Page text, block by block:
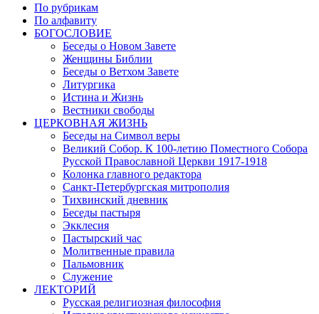
По рубрикам
По алфавиту
БОГОСЛОВИЕ
Беседы о Новом Завете
Женщины Библии
Беседы о Ветхом Завете
Литургика
Истина и Жизнь
Вестники свободы
ЦЕРКОВНАЯ ЖИЗНЬ
Беседы на Символ веры
Великий Собор. К 100-летию Поместного Собора
Русской Православной Церкви 1917-1918
Колонка главного редактора
Санкт-Петербургская митрополия
Тихвинский дневник
Беседы пастыря
Экклесия
Пастырский час
Молитвенные правила
Пальмовник
Служение
ЛЕКТОРИЙ
Русская религиозная философия